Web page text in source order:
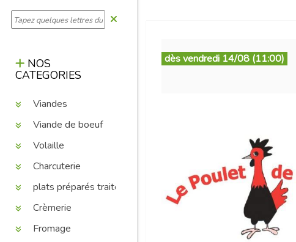
NOS
CATEGORIES
Viandes
Viande de boeuf
Volaille
Charcuterie
plats préparés traiteur
Crèmerie
Fromage
dès vendredi 14/08 (11:00)